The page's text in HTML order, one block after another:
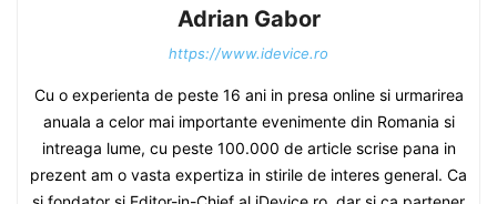
Adrian Gabor
https://www.idevice.ro
Cu o experienta de peste 16 ani in presa online si urmarirea
anuala a celor mai importante evenimente din Romania si
intreaga lume, cu peste 100.000 de article scrise pana in
prezent am o vasta expertiza in stirile de interes general. Ca